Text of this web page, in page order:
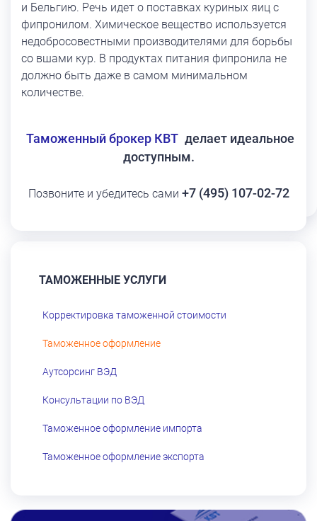
и Бельгию. Речь идет о поставках куриных яиц с
фипронилом. Химическое вещество используется
недобросовестными производителями для борьбы
со вшами кур. В продуктах питания фипронила не
должно быть даже в самом минимальном
количестве.
Таможенный брокер КВТ делает идеальное
доступным.
Позвоните и убедитесь сами +7 (495) 107-02-72
ТАМОЖЕННЫЕ УСЛУГИ
Корректировка таможенной стоимости
Таможенное оформление
Аутсорсинг ВЭД
Консультации по ВЭД
Таможенное оформление импорта
Таможенное оформление экспорта